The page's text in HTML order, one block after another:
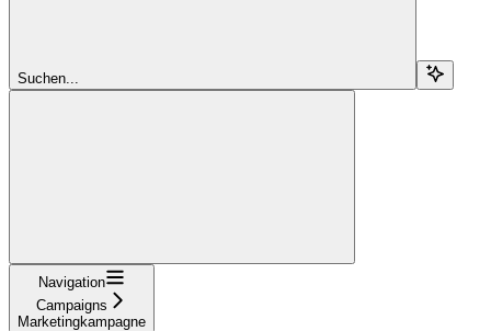
Suchen...
Navigation
Campaigns
Marketingkampagne